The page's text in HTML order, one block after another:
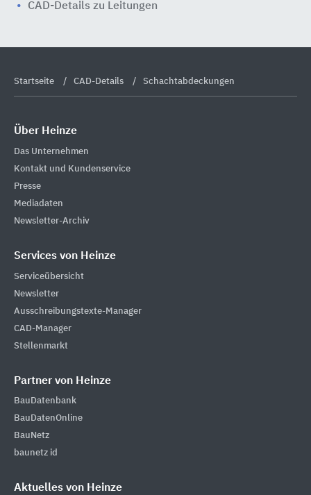
CAD-Details zu Leitungen
Startseite CAD-Details Schachtabdeckungen
Über Heinze
Das Unternehmen
Kontakt und Kundenservice
Presse
Mediadaten
Newsletter-Archiv
Services von Heinze
Serviceübersicht
Newsletter
Ausschreibungstexte-Manager
CAD-Manager
Stellenmarkt
Partner von Heinze
BauDatenbank
BauDatenOnline
BauNetz
baunetz id
Aktuelles von Heinze